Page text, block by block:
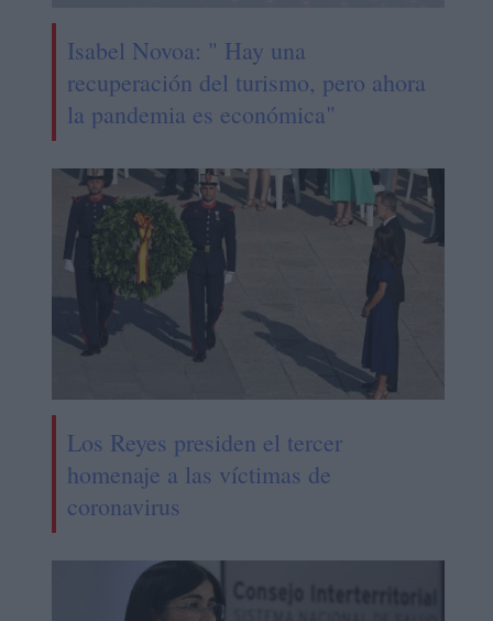
Isabel Novoa: " Hay una
recuperación del turismo, pero ahora
la pandemia es económica"
Los Reyes presiden el tercer
homenaje a las víctimas de
coronavirus